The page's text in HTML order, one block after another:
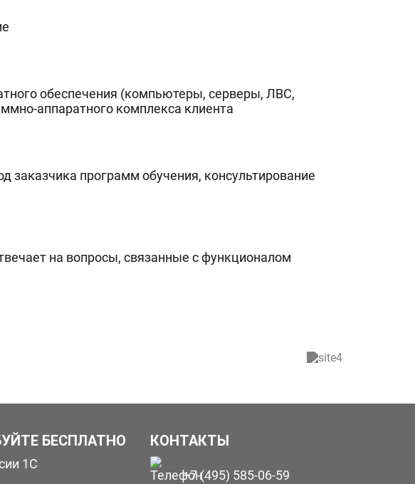
обеспечения (компьютеры, серверы, ЛВС,
аппаратного комплекса клиента
заказчика программ обучения, консультирование
на вопросы, связанные с функционалом
БЕСПЛАТНО
1С
КОНТАКТЫ
+7 (495) 585-06-59